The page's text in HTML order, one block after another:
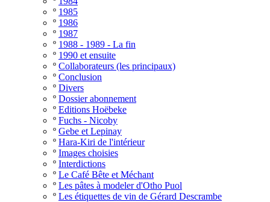
º 1985
º 1986
º 1987
º 1988 - 1989 - La fin
º 1990 et ensuite
º Collaborateurs (les principaux)
º Conclusion
º Divers
º Dossier abonnement
º Editions Hoëbeke
º Fuchs - Nicoby
º Gebe et Lepinay
º Hara-Kiri de l'intérieur
º Images choisies
º Interdictions
º Le Café Bête et Méchant
º Les pâtes à modeler d'Otho Puol
º Les étiquettes de vin de Gérard Descrambe